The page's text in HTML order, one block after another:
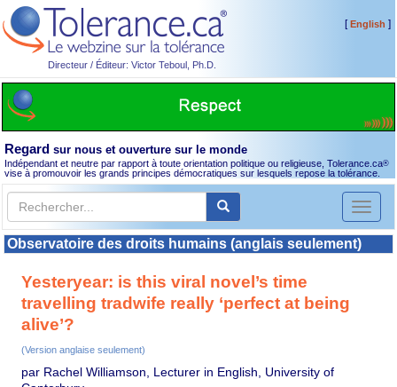
Directeur / Éditeur: Victor Teboul, Ph.D.
[English ]
Regard sur nous et ouverture sur le monde
Indépendant et neutre par rapport à toute orientation politique ou religieuse, Tolerance.ca®
vise à promouvoir les grands principes démocratiques sur lesquels repose la tolérance.
Toggle
Observatoire des droits humains (anglais seulement)
Yesteryear: is this viral novel’s time
travelling tradwife really ‘perfect at being
alive’?
(Version anglaise seulement)
par Rachel Williamson, Lecturer in English, University of